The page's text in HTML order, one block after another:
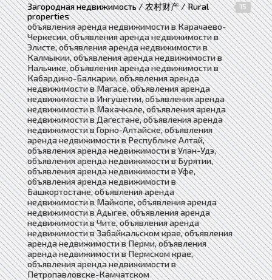
Загородная недвижимость / 农村财产 / Rural
properties
15
объявления аренда недвижимости в Карачаево-
Черкесии, объявления аренда недвижимости в
Элисте, объявления аренда недвижимости в
Калмыкии, объявления аренда недвижимости в
Нальчике, объявления аренда недвижимости в
Кабардино-Балкарии, объявления аренда
недвижимости в Магасе, объявления аренда
недвижимости в Ингушетии, объявления аренда
недвижимости в Махачкале, объявления аренда
недвижимости в Дагестане, объявления аренда
недвижимости в Горно-Алтайске, объявления
аренда недвижимости в Республике Алтай,
объявления аренда недвижимости в Улан-Удэ,
объявления аренда недвижимости в Бурятии,
объявления аренда недвижимости в Уфе,
объявления аренда недвижимости в
Башкортостане, объявления аренда
недвижимости в Майкопе, объявления аренда
недвижимости в Адыгее, объявления аренда
недвижимости в Чите, объявления аренда
недвижимости в Забайкальском крае, объявления
аренда недвижимости в Перми, объявления
аренда недвижимости в Пермском крае,
объявления аренда недвижимости в
Петропавловске-Камчатском